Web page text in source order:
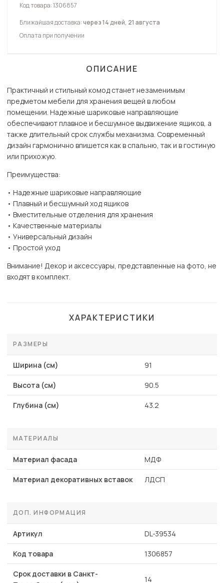
Код товара:1306857
Ближайшая доставка:через 14 дней, 21 августа
Оплата при получении
ОПИСАНИЕ
Практичный и стильный комод станет незаменимым
предметом мебели для хранения вещей в любом
помещении. Надежные шариковые направляющие
обеспечивают плавное и бесшумное выдвижение ящиков, а
также длительный срок службы механизма. Современный
дизайн гармонично впишется как в спальню, так и в гостиную
или прихожую.
Преимущества:
• Надежные шариковые направляющие
• Плавный и бесшумный ход ящиков
• Вместительные отделения для хранения
• Качественные материалы
• Универсальный дизайн
• Простой уход
Внимание! Декор и аксессуары, представленные на фото, не
входят в комплект.
ХАРАКТЕРИСТИКИ
РАЗМЕРЫ
Ширина (см) 91
Высота (см) 90.5
Глубина (см) 43.2
МАТЕРИАЛЫ
Материал фасада МДФ
Материал декоративных вставок ЛДСП
ДОП. ИНФОРМАЦИЯ
Артикул DL-39534
Код товара 1306857
Срок доставки в Санкт-
14